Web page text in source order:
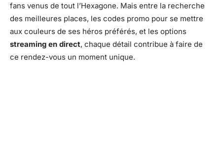
fans venus de tout l’Hexagone. Mais entre la recherche
des meilleures places, les codes promo pour se mettre
aux couleurs de ses héros préférés, et les options
streaming en direct, chaque détail contribue à faire de
ce rendez-vous un moment unique.